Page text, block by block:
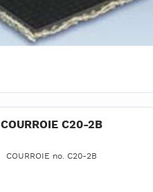
COURROIE C20-2B
COURROIE no. C20-2B